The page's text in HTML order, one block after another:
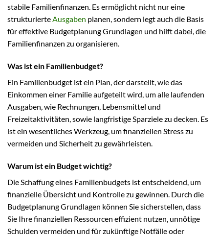
stabile Familienfinanzen. Es ermöglicht nicht nur eine
strukturierteAusgaben planen, sondern legt auch die Basis
für effektive Budgetplanung Grundlagen und hilft dabei, die
Familienfinanzen zu organisieren.
Was ist ein Familienbudget?
Ein Familienbudget ist ein Plan, der darstellt, wie das
Einkommen einer Familie aufgeteilt wird, um alle laufenden
Ausgaben, wie Rechnungen, Lebensmittel und
Freizeitaktivitäten, sowie langfristige Sparziele zu decken. Es
ist ein wesentliches Werkzeug, um finanziellen Stress zu
vermeiden und Sicherheit zu gewährleisten.
Warum ist ein Budget wichtig?
Die Schaffung eines Familienbudgets ist entscheidend, um
finanzielle Übersicht und Kontrolle zu gewinnen. Durch die
Budgetplanung Grundlagen können Sie sicherstellen, dass
Sie Ihre finanziellen Ressourcen effizient nutzen, unnötige
Schulden vermeiden und für zukünftige Notfälle oder